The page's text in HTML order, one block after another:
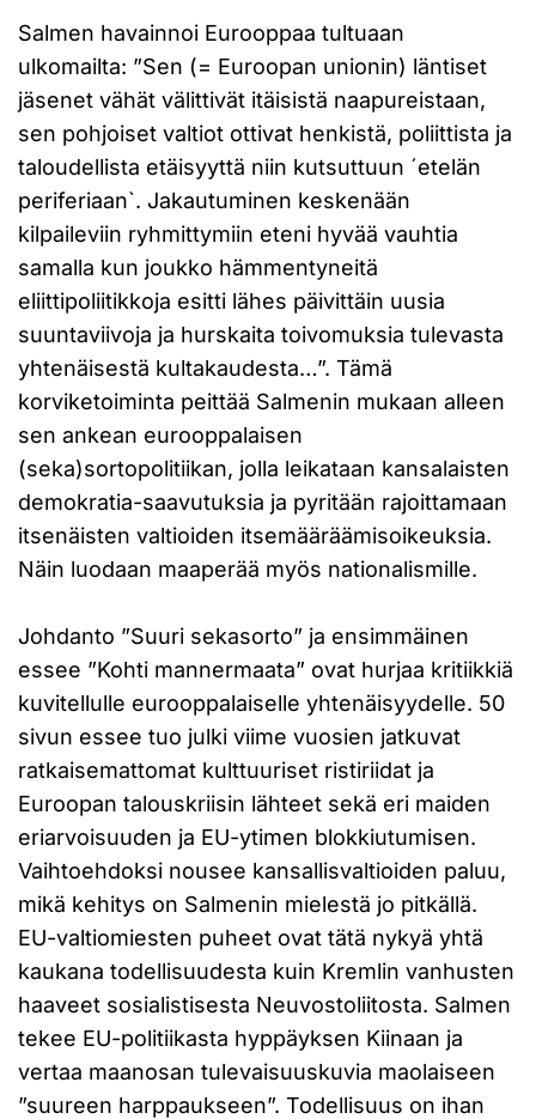
Salmen havainnoi Eurooppaa tultuaan
ulkomailta: ”Sen (= Euroopan unionin) läntiset
jäsenet vähät välittivät itäisistä naapureistaan,
sen pohjoiset valtiot ottivat henkistä, poliittista ja
taloudellista etäisyyttä niin kutsuttuun ´etelän
periferiaan`. Jakautuminen keskenään
kilpaileviin ryhmittymiin eteni hyvää vauhtia
samalla kun joukko hämmentyneitä
eliittipoliitikkoja esitti lähes päivittäin uusia
suuntaviivoja ja hurskaita toivomuksia tulevasta
yhtenäisestä kultakaudesta…”. Tämä
korviketoiminta peittää Salmenin mukaan alleen
sen ankean eurooppalaisen
(seka)sortopolitiikan, jolla leikataan kansalaisten
demokratia-saavutuksia ja pyritään rajoittamaan
itsenäisten valtioiden itsemääräämisoikeuksia.
Näin luodaan maaperää myös nationalismille.
Johdanto ”Suuri sekasorto” ja ensimmäinen
essee ”Kohti mannermaata” ovat hurjaa kritiikkiä
kuvitellulle eurooppalaiselle yhtenäisyydelle. 50
sivun essee tuo julki viime vuosien jatkuvat
ratkaisemattomat kulttuuriset ristiriidat ja
Euroopan talouskriisin lähteet sekä eri maiden
eriarvoisuuden ja EU-ytimen blokkiutumisen.
Vaihtoehdoksi nousee kansallisvaltioiden paluu,
mikä kehitys on Salmenin mielestä jo pitkällä.
EU-valtiomiesten puheet ovat tätä nykyä yhtä
kaukana todellisuudesta kuin Kremlin vanhusten
haaveet sosialistisesta Neuvostoliitosta. Salmen
tekee EU-politiikasta hyppäyksen Kiinaan ja
vertaa maanosan tulevaisuuskuvia maolaiseen
”suureen harppaukseen”. Todellisuus on ihan